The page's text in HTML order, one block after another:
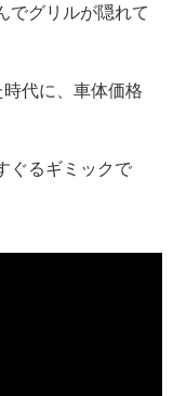
でグリルが隠れて
代に、車体価格
ぐるギミックで